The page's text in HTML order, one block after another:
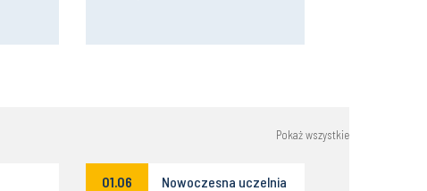
Pokaż wszystkie
01.06
Nowoczesna uczelnia